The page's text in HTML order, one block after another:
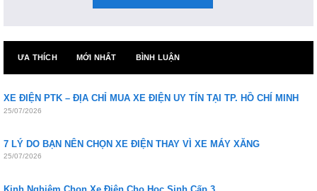
ƯA THÍCH MỚI NHẤT BÌNH LUẬN
XE ĐIỆN PTK – ĐỊA CHỈ MUA XE ĐIỆN UY TÍN TẠI TP. HỒ CHÍ MINH
25/07/2026
7 LÝ DO BẠN NÊN CHỌN XE ĐIỆN THAY VÌ XE MÁY XĂNG
25/07/2026